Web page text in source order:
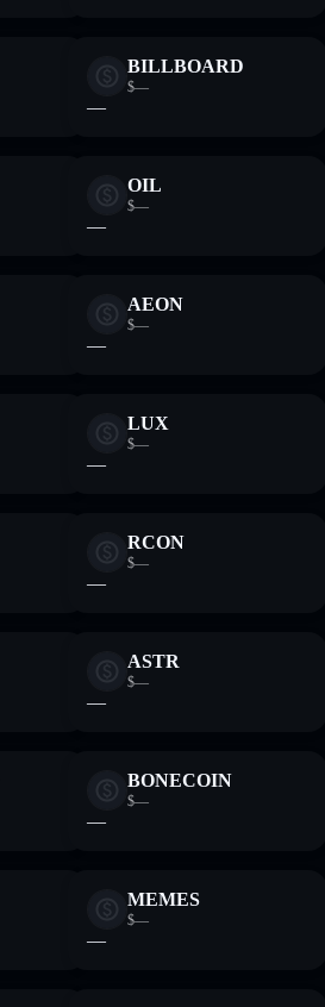
BILLBOARD
$—
—
OIL
$—
—
AEON
$—
—
LUX
$—
—
RCON
$—
—
ASTR
$—
—
BONECOIN
$—
—
MEMES
$—
—